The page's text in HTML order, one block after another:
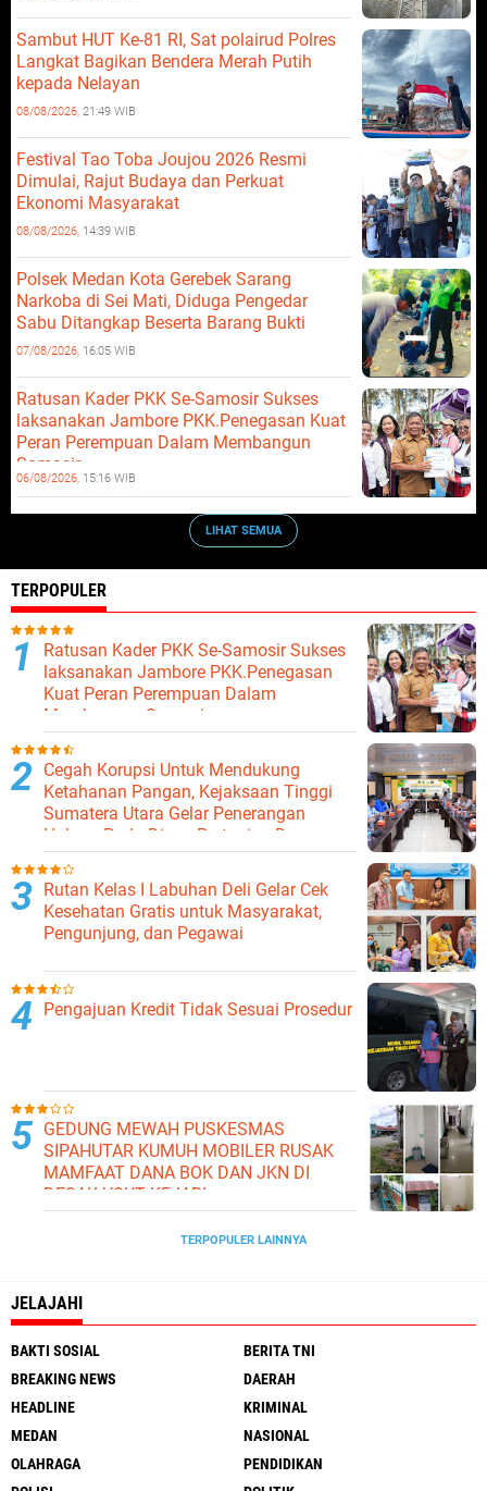
Sambut HUT Ke-81 RI, Sat polairud Polres
Langkat Bagikan Bendera Merah Putih
kepada Nelayan
08/08/2026, 21:49 WIB
Festival Tao Toba Joujou 2026 Resmi
Dimulai, Rajut Budaya dan Perkuat
Ekonomi Masyarakat
08/08/2026, 14:39 WIB
Polsek Medan Kota Gerebek Sarang
Narkoba di Sei Mati, Diduga Pengedar
Sabu Ditangkap Beserta Barang Bukti
07/08/2026, 16:05 WIB
Ratusan Kader PKK Se-Samosir Sukses
laksanakan Jambore PKK.Penegasan Kuat
Peran Perempuan Dalam Membangun
Samosir.
06/08/2026, 15:16 WIB
LIHAT SEMUA
TERPOPULER
Ratusan Kader PKK Se-Samosir Sukses
laksanakan Jambore PKK.Penegasan
Kuat Peran Perempuan Dalam
Membangun Samosir.
Cegah Korupsi Untuk Mendukung
Ketahanan Pangan, Kejaksaan Tinggi
Sumatera Utara Gelar Penerangan
Hukum Pada Dinas Pertanian Dan
Ketahanan Pangan
Rutan Kelas I Labuhan Deli Gelar Cek
Kesehatan Gratis untuk Masyarakat,
Pengunjung, dan Pegawai
Pengajuan Kredit Tidak Sesuai Prosedur
GEDUNG MEWAH PUSKESMAS
SIPAHUTAR KUMUH MOBILER RUSAK
MAMFAAT DANA BOK DAN JKN DI
DESAK USUT KEJARI
TERPOPULER LAINNYA
JELAJAHI
BAKTI SOSIAL
BERITA TNI
BREAKING NEWS
DAERAH
HEADLINE
KRIMINAL
MEDAN
NASIONAL
OLAHRAGA
PENDIDIKAN